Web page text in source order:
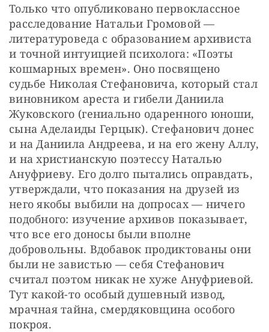
Только что опубликовано первоклассное
расследование Натальи Громовой —
литературоведа с образованием архивиста
и точной интуицией психолога: «Поэты
кошмарных времен». Оно посвящено
судьбе Николая Стефановича, который стал
виновником ареста и гибели Даниила
Жуковского (гениально одаренного юноши,
сына Аделаиды Герцык). Стефанович донес
и на Даниила Андреева, и на его жену Аллу,
и на христианскую поэтессу Наталью
Ануфриеву. Его долго пытались оправдать,
утверждали, что показания на друзей из
него якобы выбили на допросах — ничего
подобного: изучение архивов показывает,
что все его доносы были вполне
добровольны. Вдобавок продиктованы они
были не завистью — себя Стефанович
считал поэтом никак не хуже Ануфриевой.
Тут какой-то особый душевный извод,
мрачная тайна, смердяковщина особого
покроя.